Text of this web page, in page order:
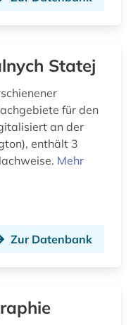
Statej
für den
an der
enthält 3
Mehr
Zur Datenbank